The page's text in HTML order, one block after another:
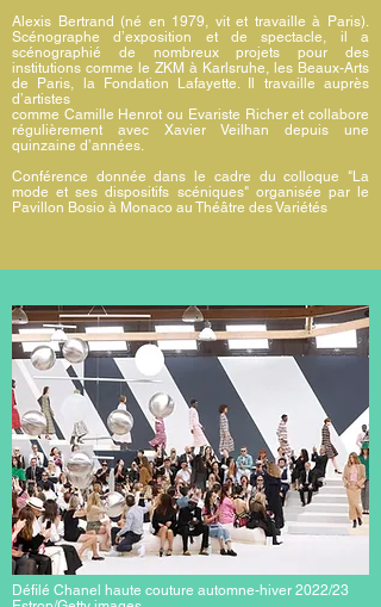
Alexis Bertrand (né en 1979, vit et travaille à Paris).
Scénographe d’exposition et de spectacle, il a
scénographié de nombreux projets pour des
institutions comme le ZKM à Karlsruhe, les Beaux-Arts
de Paris, la Fondation Lafayette. Il travaille auprès
d’artistes
comme Camille Henrot ou Evariste Richer et collabore
régulièrement avec Xavier Veilhan depuis une
quinzaine d’années.
Conférence donnée dans le cadre du colloque "La
mode et ses dispositifs scéniques" organisée par le
Pavillon Bosio à Monaco au Théâtre des Variétés
Défilé Chanel haute couture automne-hiver 2022/23